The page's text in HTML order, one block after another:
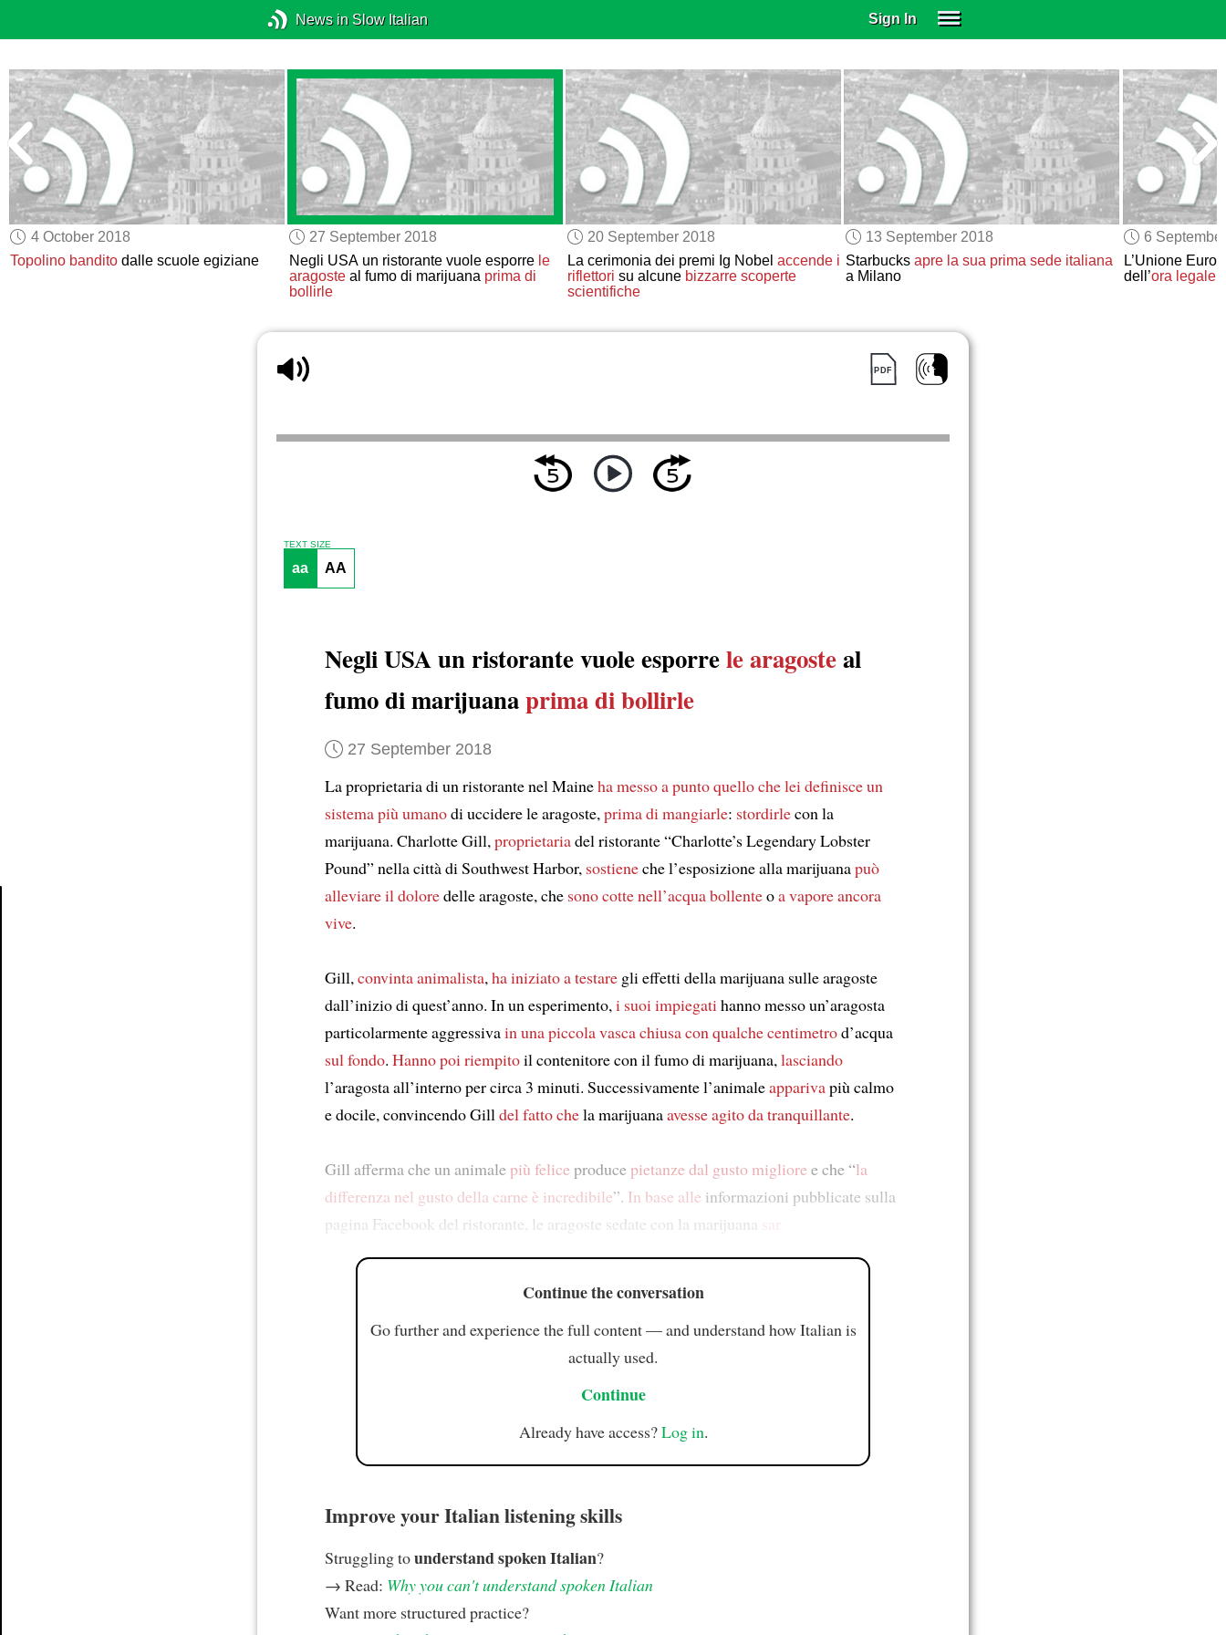
News in Slow Italian Sign In
SUBSCRIBE
EDUCATIONAL LICENSES
GIFT CARDS
OTHER LANGUAGES
ABOUT US
ALEXA
ADJUST COLORS
4 October 2018
Topolino bandito dalle scuole egiziane
27 September 2018
Negli USA un ristorante vuole esporre le
aragosteal fumo di marijuana prima di
bollirle
20 September 2018
La cerimonia dei premi Ig Nobel accende i
riflettori su alcune bizzarre scoperte
scientifiche
13 September 2018
Starbucks apre la sua prima sede italiana
a Milano
6
L’Unione
dell’ora legale
TEXT SIZE
aa AA
Negli USA un ristorante vuole esporrele aragosteal
fumo di marijuanaprima di bollirle
27 September 2018
La proprietaria di un ristorante nel Maineha messo a puntoquello che lei definisceun
sistema più umanodi uccidere le aragoste,prima di mangiarle: stordirlecon la
marijuana. Charlotte Gill,proprietariadel ristorante “Charlotte’s Legendary Lobster
Pound” nella città di Southwest Harbor, sostieneche l’esposizione alla marijuanapuò
alleviare il doloredelle aragoste, che sono cotte nell’acqua bollenteoa vaporeancora
vive.
Gill,convinta animalista,ha iniziato a testare gli effetti della marijuana sulle aragoste
dall’inizio di quest’anno. In un esperimento,i suoi impiegatihanno messo un’aragosta
particolarmente aggressivain una piccola vasca chiusacon qualche centimetrod’acqua
sul fondo. Hanno poi riempitoil contenitore con il fumo di marijuana,lasciando
l’aragosta all’interno per circa 3 minuti. Successivamente l’animaleapparivapiù calmo
e docile, convincendo Gilldel fatto chela marijuanaavesse agitoda tranquillante.
Gill afferma che un animale più feliceproduce pietanze dal gusto miglioree che “la
differenza nel gusto della carne è incredibile”. In base alle informazioni pubblicate sulla
pagina Facebook del ristorante, le aragoste sedate con la marijuana sar
Continue the conversation
Go further and experience the full content — and understand how Italian is
actually used.
Continue
Already have access?Log in.
Improve your Italian listening skills
Struggling tounderstand spoken Italian?
→ Read: Why you can't understand spoken Italian
Want more structured practice?